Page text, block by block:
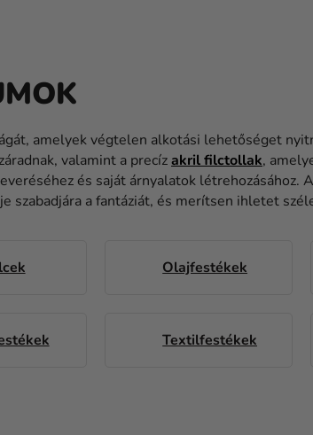
amelyek végtelen alkotási lehetőséget
valamint a precízakril filctollak,
és saját árnyalatok létrehozásához.
a fantáziát, és merítsen ihletet
Olajfestékek
Textilfestékek